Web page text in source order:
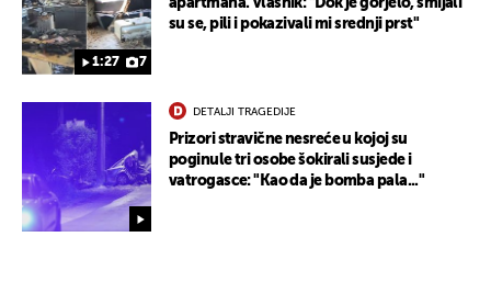
1:27 7
apartmana. Vlasnik: "Dok je gorjelo, smijali
su se, pili i pokazivali mi srednji prst"
DETALJI TRAGEDIJE
Prizori stravične nesreće u kojoj su
poginule tri osobe šokirali susjede i
vatrogasce: "Kao da je bomba pala..."